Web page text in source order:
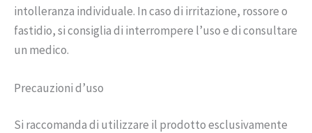
intolleranza individuale. In caso di irritazione, rossore o
fastidio, si consiglia di interrompere l’uso e di consultare
un medico.
Precauzioni d’uso
Si raccomanda di utilizzare il prodotto esclusivamente